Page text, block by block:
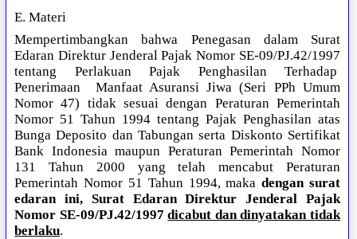
E. Materi
Mempertimbangkan bahwa Penegasan dalam Surat
Edaran Direktur Jenderal Pajak Nomor SE-09/PJ.42/1997
tentang Perlakuan Pajak Penghasilan Terhadap
Penerimaan Manfaat Asuransi Jiwa (Seri PPh Umum
Nomor 47) tidak sesuai dengan Peraturan Pemerintah
Nomor 51 Tahun 1994 tentang Pajak Penghasilan atas
Bunga Deposito dan Tabungan serta Diskonto Sertifikat
Bank Indonesia maupun Peraturan Pemerintah Nomor
131 Tahun 2000 yang telah mencabut Peraturan
Pemerintah Nomor 51 Tahun 1994, makadengan surat
edaran ini, Surat Edaran Direktur Jenderal Pajak
Nomor SE-09/PJ.42/1997dicabut dan dinyatakan tidak
berlaku.